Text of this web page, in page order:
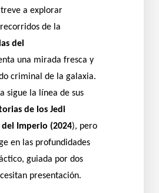
a explorar
de la
del
una mirada fresca y
criminal de la galaxia.
sigue la línea de sus
de los Jedi
Imperio (2024), pero
en las profundidades
guiada por dos
presentación.